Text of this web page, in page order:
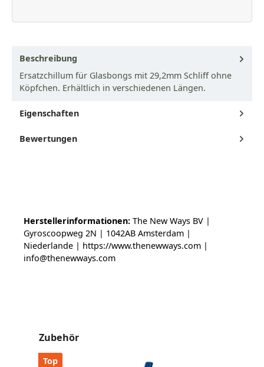
Beschreibung
Ersatzchillum für Glasbongs mit 29,2mm Schliff ohne
Köpfchen. Erhältlich in verschiedenen Längen.
Eigenschaften
Bewertungen
Herstellerinformationen: The New Ways BV |
Gyroscoopweg 2N | 1042AB Amsterdam |
Niederlande | https://www.thenewways.com |
info@thenewways.com
Produktgalerie überspringen
Zubehör
Top